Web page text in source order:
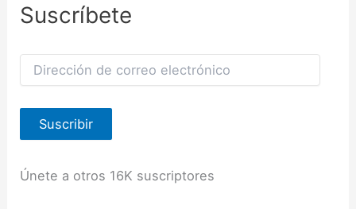
Suscríbete
e
c
ó
Suscribir
Únete a otros 16K suscriptores